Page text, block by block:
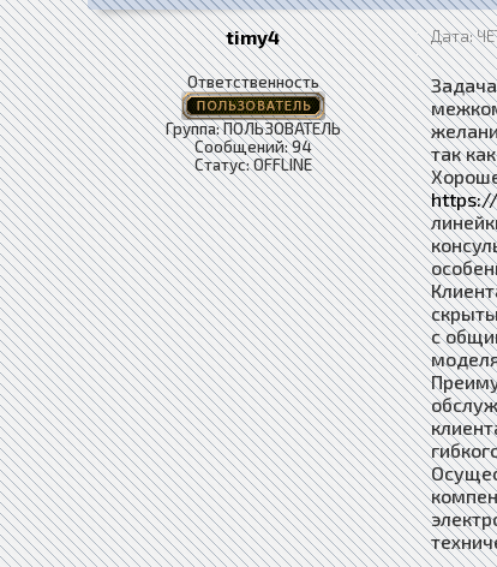
timy4 Дата:
Ответственность
Группа: ПОЛЬЗОВАТЕЛЬ
Сообщений:94
Статус:OFFLINE
так
с